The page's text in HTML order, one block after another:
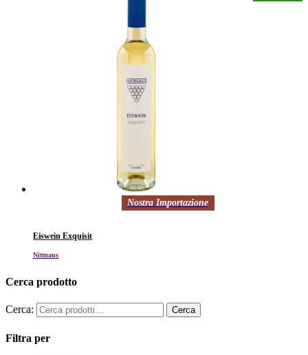
Nostra Importazione
Eiswein Exquisit
Nittnaus
Cerca prodotto
Cerca:
Filtra per